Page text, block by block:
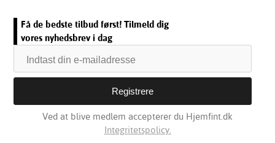
Få de bedste tilbud først! Tilmeld dig
vores nyhedsbrev i dag
Ved at blive medlem accepterer du Hjemfint.dk
Integritetspolicy.